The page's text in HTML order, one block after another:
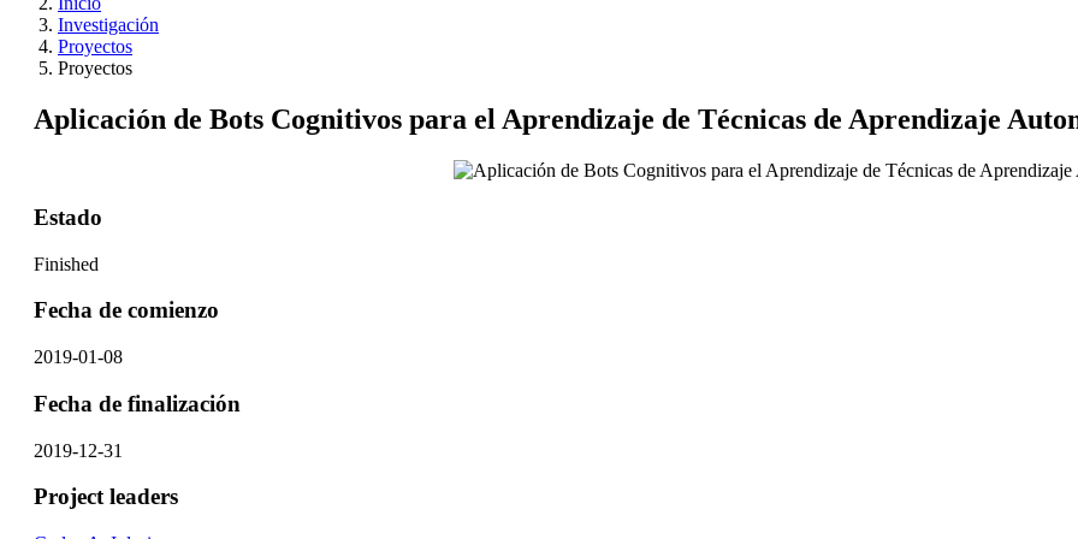
Investigación
Proyectos
Proyectos
Aplicación de Bots Cognitivos para el Aprendizaje de Técnicas de Aprendizaje
Estado
Finished
Fecha de comienzo
2019-01-08
Fecha de finalización
2019-12-31
Project leaders